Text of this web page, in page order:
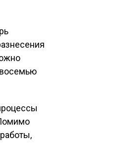
восемью